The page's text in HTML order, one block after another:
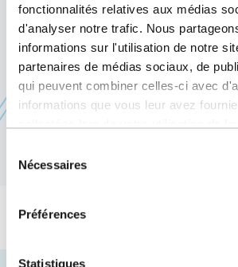
fonctionnalités relatives aux médias
d'analyser notre trafic. Nous
informations sur l'utilisation de notre
partenaires de médias sociaux, de
qui peuvent combiner celles-ci avec
informations que vous leur avez
Nécessaires
Préférences
Statistiques
Le 1er février 2024, le Centre des
Québec accueille le Lancement et
laFédération des caisses